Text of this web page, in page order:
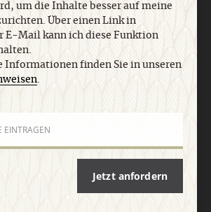
Datenschutz
Barrierefreiheit
Impressum
Abo online kündigen
um die Inhalte besser auf meine
Über einen Link in
E-Mail kann ich diese Funktion
Informationen finden Sie in unseren
.
Jetzt anfordern